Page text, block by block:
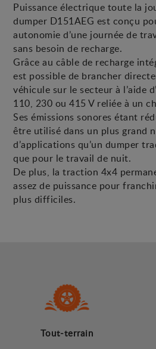
Puissance électrique toute la
dumper D151AEG est conçu
autonomie d’une journée de
sans besoin de recharge.
Grâce au câble de recharge
est possible de brancher
véhicule sur le secteur à l’aide
110, 230 ou 415 V reliée à un
Ses émissions sonores étant
être utilisé dans un plus grand
d’applications qu’un dumper
que pour le travail de nuit.
De plus, la traction 4x4
assez de puissance pour
plus difficiles.
Tout-terrain